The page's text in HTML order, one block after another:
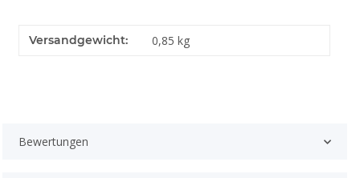
Versandgewicht: 0,85 kg
Bewertungen